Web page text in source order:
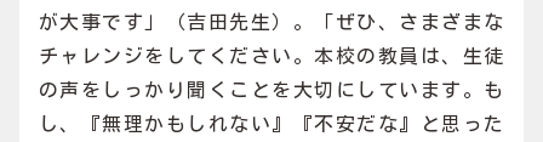
が大事です」（吉田先生）。「ぜひ、さまざまな
チャレンジをしてください。本校の教員は、生徒
の声をしっかり聞くことを大切にしています。も
し、『無理かもしれない』『不安だな』と思った